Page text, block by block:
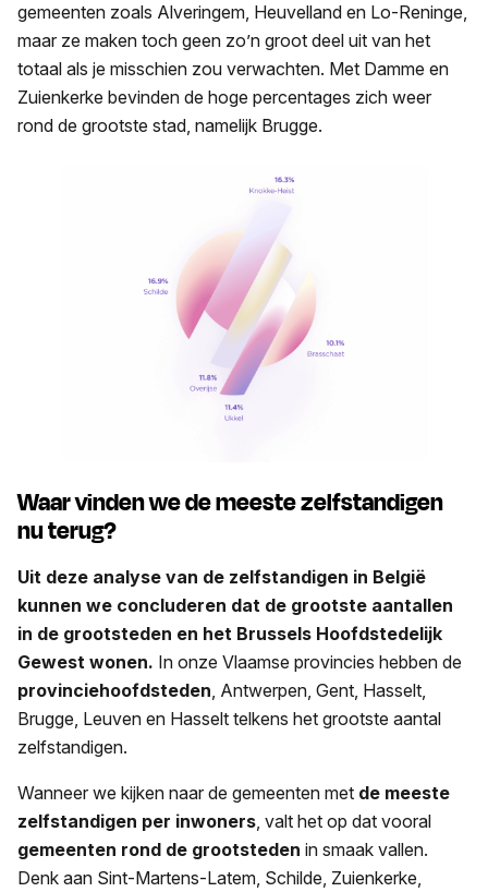
gemeenten zoals Alveringem, Heuvelland en Lo-Reninge,
maar ze maken toch geen zo’n groot deel uit van het
totaal als je misschien zou verwachten. Met Damme en
Zuienkerke bevinden de hoge percentages zich weer
rond de grootste stad, namelijk Brugge.
Waar vinden we de meeste zelfstandigen
nu terug?
Uit deze analyse van de zelfstandigen in België
kunnen we concluderen dat de grootste aantallen
in de grootsteden en het Brussels Hoofdstedelijk
Gewest wonen. In onze Vlaamse provincies hebben de
provinciehoofdsteden, Antwerpen, Gent, Hasselt,
Brugge, Leuven en Hasselt telkens het grootste aantal
zelfstandigen.
Wanneer we kijken naar de gemeenten met de meeste
zelfstandigen per inwoners, valt het op dat vooral
gemeenten rond de grootsteden in smaak vallen.
Denk aan Sint-Martens-Latem, Schilde, Zuienkerke,